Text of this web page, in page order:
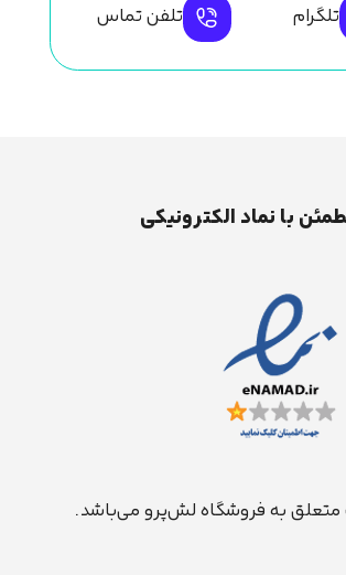
تلگرام تلفن تماس
با نماد الکترونیکی
به فروشگاه لش‌پرو می‌باشد.